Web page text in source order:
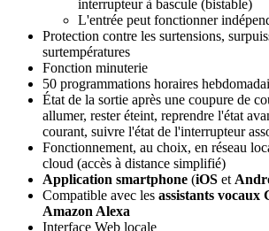
interrupteur à bascule (bistable)
L'entrée peut fonctionner
Protection contre les surtensions,
surtempératures
Fonction minuterie
50 programmations horaires
État de la sortie après une coupure de
allumer, rester éteint, reprendre l'état
courant, suivre l'état de l'interrupteur
Fonctionnement, au choix, en réseau
cloud (accès à distance simplifié)
Application smartphone (iOS et
Compatible avec les assistants vocaux
Amazon Alexa
Interface Web locale